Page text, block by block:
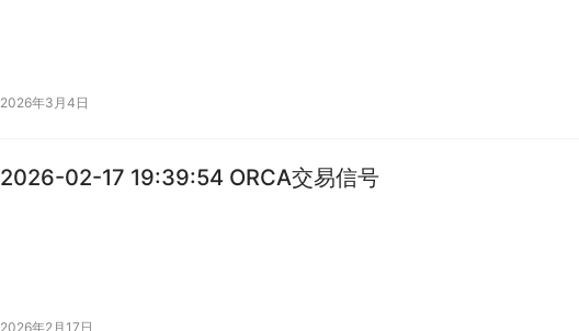
2026年3月4日
2026-02-17 19:39:54 ORCA交易信号
2026年2月17日